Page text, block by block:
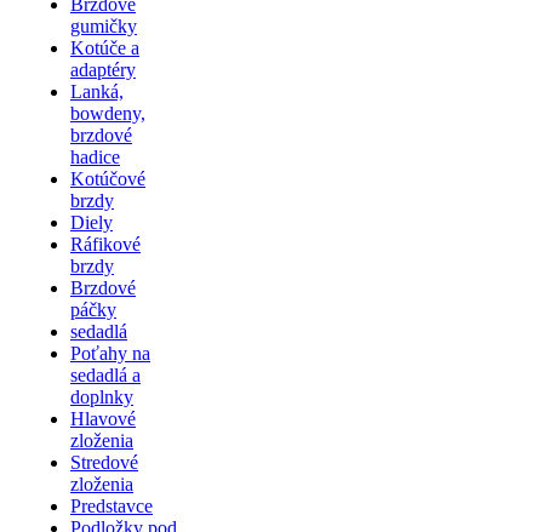
Brzdové
gumičky
Kotúče a
adaptéry
Lanká,
bowdeny,
brzdové
hadice
Kotúčové
brzdy
Diely
Ráfikové
brzdy
Brzdové
páčky
sedadlá
Poťahy na
sedadlá a
doplnky
Hlavové
zloženia
Stredové
zloženia
Predstavce
Podložky pod